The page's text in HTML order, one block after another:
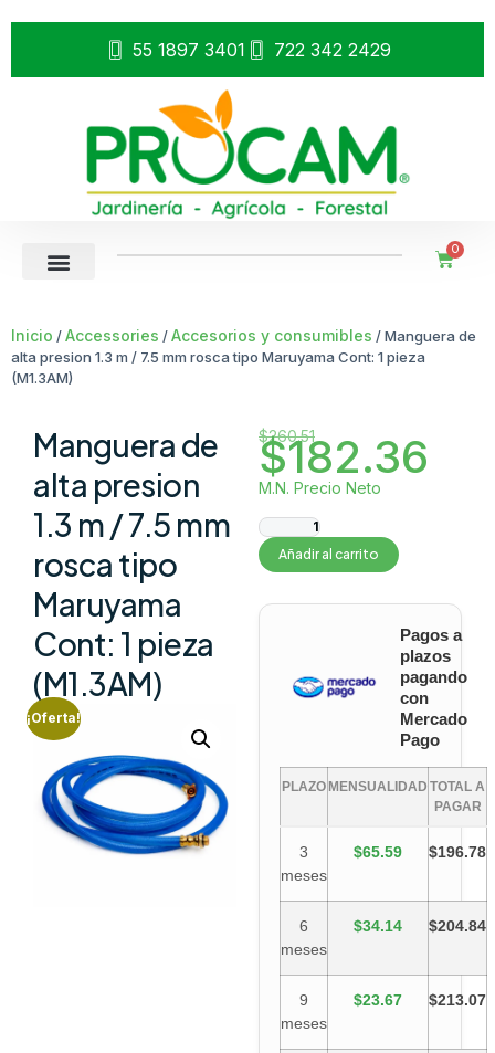
55 1897 3401 722 342 2429
0
Inicio /Accessories /Accesorios y consumibles / Manguera de
alta presion 1.3 m / 7.5 mm rosca tipo Maruyama Cont: 1 pieza
(M1.3AM)
Manguera de
alta presion
1.3 m / 7.5 mm
rosca tipo
Maruyama
Cont: 1 pieza
(M1.3AM)
¡Oferta!
$260.51
$182.36
M.N. Precio Neto
Añadir al carrito
Pagos a
plazos
pagando
con
Mercado
Pago
PLAZO MENSUALIDAD TOTAL A
PAGAR
3
meses
$65.59 $196.78
6
meses
$34.14 $204.84
9
meses
$23.67 $213.07